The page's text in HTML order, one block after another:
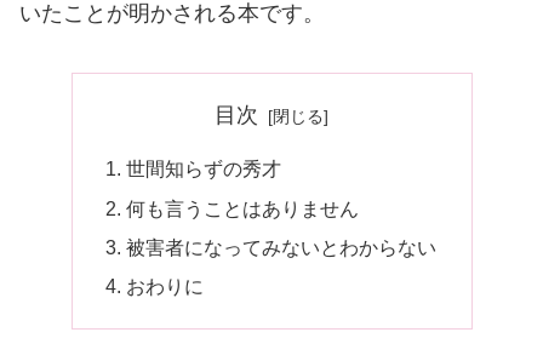
いたことが明かされる本です。
目次
世間知らずの秀才
何も言うことはありません
被害者になってみないとわからない
おわりに